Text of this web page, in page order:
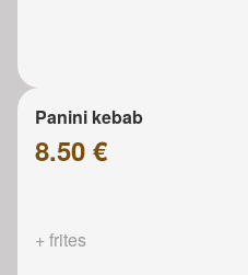
Panini kebab
8.50 €
+ frites